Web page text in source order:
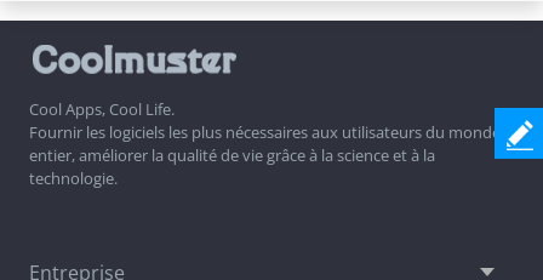
Cool Apps, Cool Life.
Fournir les logiciels les plus nécessaires aux utilisateurs du monde
entier, améliorer la qualité de vie grâce à la science et à la
technologie.
Entreprise